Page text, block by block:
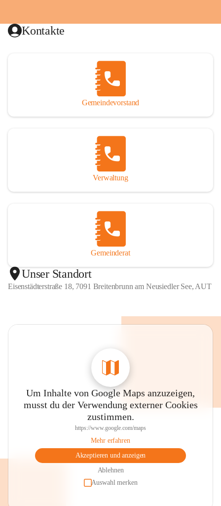
Kontakte
Gemeindevorstand
Verwaltung
Gemeinderat
Unser Standort
Eisenstädterstraße 18, 7091 Breitenbrunn am Neusiedler See, AUT
Um Inhalte von Google Maps anzuzeigen,
musst du der Verwendung externer Cookies
zustimmen.
https://www.google.com/maps
Mehr erfahren
Akzeptieren und anzeigen
Ablehnen
Auswahl merken